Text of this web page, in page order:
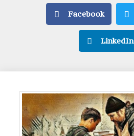
Facebook
LinkedIn